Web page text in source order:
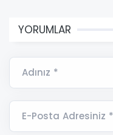
YORUMLAR
Adınız *
E-Posta Adresiniz *